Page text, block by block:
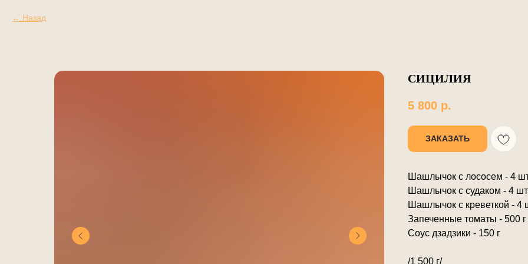
Назад
СИЦИЛИЯ
5 800 р.
ЗАКАЗАТЬ
Шашлычок с лососем - 4
Шашлычок с судаком - 4 шт
Шашлычок с креветкой - 4
Запеченные томаты - 500 г
Соус дзадзики - 150 г
/1 500 г/